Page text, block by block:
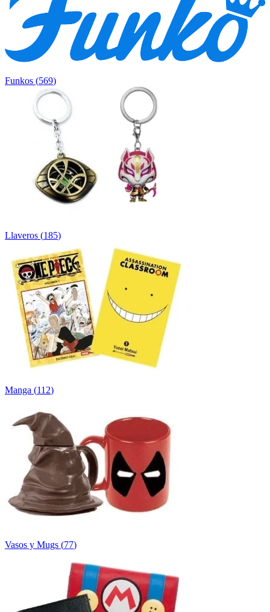
Funkos (569)
Llaveros (185)
Manga (112)
Vasos y Mugs (77)